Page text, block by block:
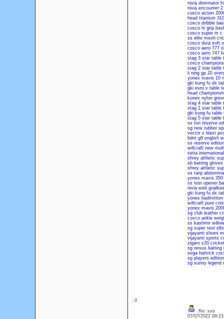
nivia dominator
nivia encounter
cosco action
head titanium
cosco dribble
cosco hi grip
cosco super m c
ss elite mesh
cosco dura soft
cosco aero 777
cosco aero 747
stag 3 star table
cosco
stag 2 star table
li ning gp 20
yonex mavis 10
gki kung fu dx
gki euro v table
head
konex nylon
stag 4 star table
stag 1 star table
gki kung fu table
stag 5 star table
ss ton reserve
sg new rubber
vector x blast
bdm g6 english
ss reserve
willcraft new
setia
shrey athletic
sb batting gloves
shrey athletic
ss ranji
yonex mavis
ss test opener
nivia web
gki kung fu dx
yonex
willcraft pure
yonex mavis
sg club leather
cosco ankle
ss kashmir
sg super test
vijayanti shoes
vijayanti sports
zigaro z20
sg nexus batting
sega hattrick
sg players
sg sunny legend
: 0
Re: sss
07/07/2022